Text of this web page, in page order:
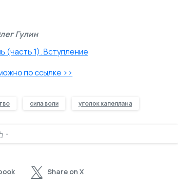
Гулин
по ссылке >>
сила воли уголок капеллана
-
Share on X